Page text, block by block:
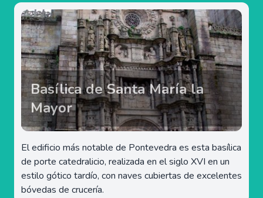
Basílica de Santa María la
Mayor
El edificio más notable de Pontevedra es esta basílica
de porte catedralicio, realizada en el siglo XVI en un
estilo gótico tardío, con naves cubiertas de excelentes
bóvedas de crucería.